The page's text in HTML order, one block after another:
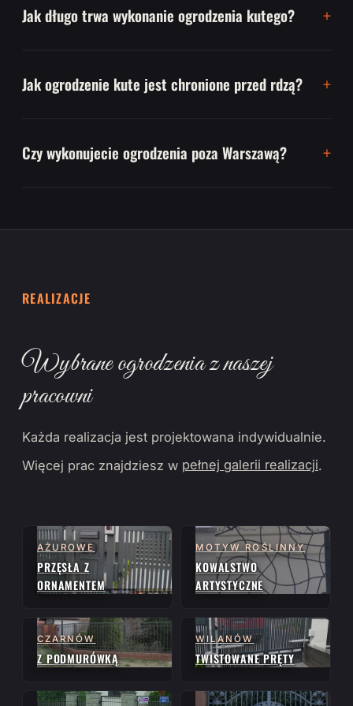
Jak długo trwa wykonanie ogrodzenia kutego?
Jak ogrodzenie kute jest chronione przed rdzą?
Czy wykonujecie ogrodzenia poza Warszawą?
REALIZACJE
Wybrane ogrodzenia z naszej
pracowni
Każda realizacja jest projektowana indywidualnie.
Więcej prac znajdziesz w pełnej galerii realizacji.
AŻUROWE
PRZĘSŁA Z
ORNAMENTEM
MOTYW ROŚLINNY
KOWALSTWO
ARTYSTYCZNE
CZARNÓW
Z PODMURÓWKĄ
WILANÓW
TWISTOWANE PRĘTY